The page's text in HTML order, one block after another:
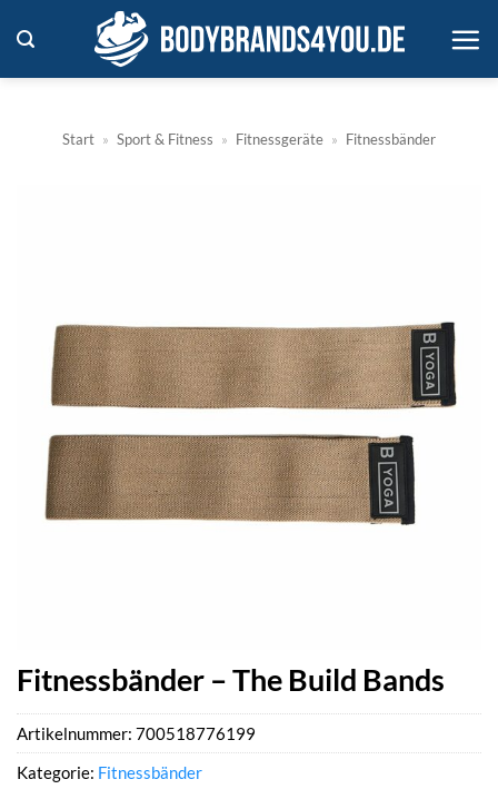
Inhalt
springen
Start » Sport & Fitness » Fitnessgeräte » Fitnessbänder
Fitnessbänder – The Build Bands
Artikelnummer: 700518776199
Kategorie: Fitnessbänder